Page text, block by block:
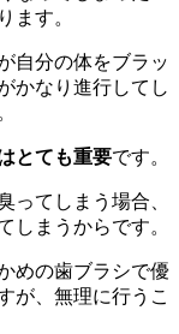
ます。
自分の体をブラッ
かなり進行してし
とても重要です。
ってしまう場合、
しまうからです。
めの歯ブラシで優
が、無理に行うこ